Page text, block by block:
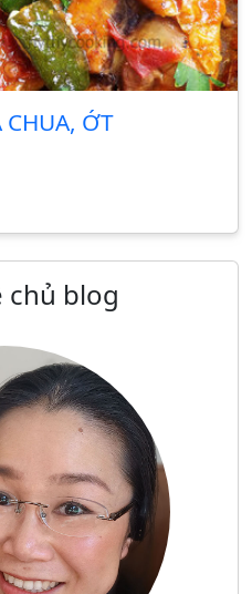
CHUA, ỚT
chủ blog